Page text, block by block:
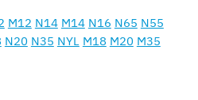
M12 N14 M14 N16 N65 N55
N20 N35 NYL M18 M20 M35